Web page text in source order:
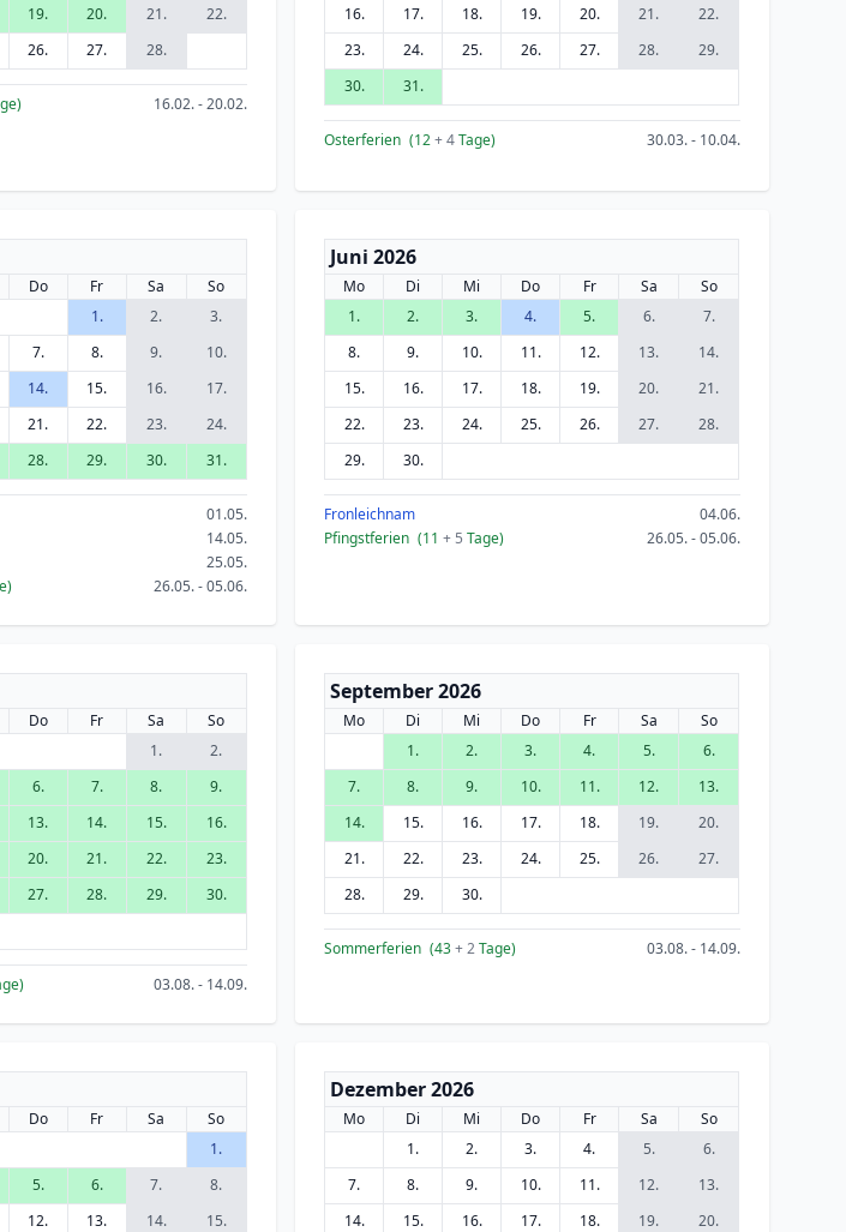
19. 20. 21.
22.
26. 27. 28.
16.02. - 20.02.
16.
17. 18. 19. 20. 21.
22.
23.
24. 25. 26. 27. 28.
29.
30.
31.
Osterferien (12+ 4Tage) 30.03. - 10.04.
Do Fr Sa
So
1.
2.
3.
7. 8. 9.
10.
14. 15. 16.
17.
21. 22. 23.
24.
28. 29. 30. 31.
01.05.
14.05.
25.05.
26.05. - 05.06.
Juni 2026
Mo Di Mi Do Fr Sa
So
1.
2. 3. 4. 5. 6.
7.
8.
9. 10. 11. 12. 13.
14.
15.
16. 17. 18. 19. 20.
21.
22.
23. 24. 25. 26. 27.
28.
29.
30.
Fronleichnam
04.06.
Pfingstferien (11+ 5 Tage) 26.05. - 05.06.
Do Fr Sa
So
1.
2.
6. 7. 8.
9.
13. 14. 15.
16.
20. 21. 22.
23.
27. 28. 29.
30.
03.08. - 14.09.
September 2026
Mo Di Mi Do Fr Sa
So
1.
2. 3. 4. 5.
6.
7.
8. 9. 10. 11. 12.
13.
14.
15. 16. 17. 18. 19.
20.
21.
22. 23. 24. 25. 26.
27.
28.
29. 30.
Sommerferien (43+ 2Tage) 03.08. - 14.09.
Do Fr Sa
So
1.
5. 6. 7.
8.
12. 13. 14.
15.
Dezember 2026
Mo Di Mi Do Fr Sa
So
1.
2. 3. 4. 5.
6.
7.
8. 9. 10. 11. 12.
13.
14.
15. 16. 17. 18. 19.
20.